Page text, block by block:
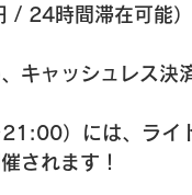
/ 24時間滞在可能）
キャッシュレス決
）には、ライ
されます！